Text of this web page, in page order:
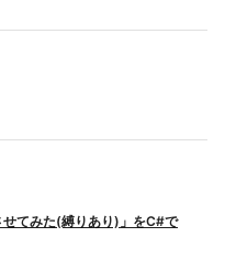
せてみた(縛りあり)」をC#で